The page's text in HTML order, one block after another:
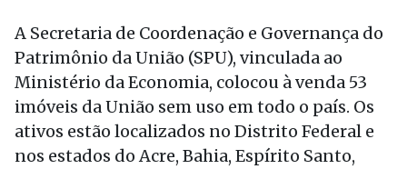
A Secretaria de Coordenação e Governança do
Patrimônio da União (SPU), vinculada ao
Ministério da Economia, colocou à venda 53
imóveis da União sem uso em todo o país. Os
ativos estão localizados no Distrito Federal e
nos estados do Acre, Bahia, Espírito Santo,